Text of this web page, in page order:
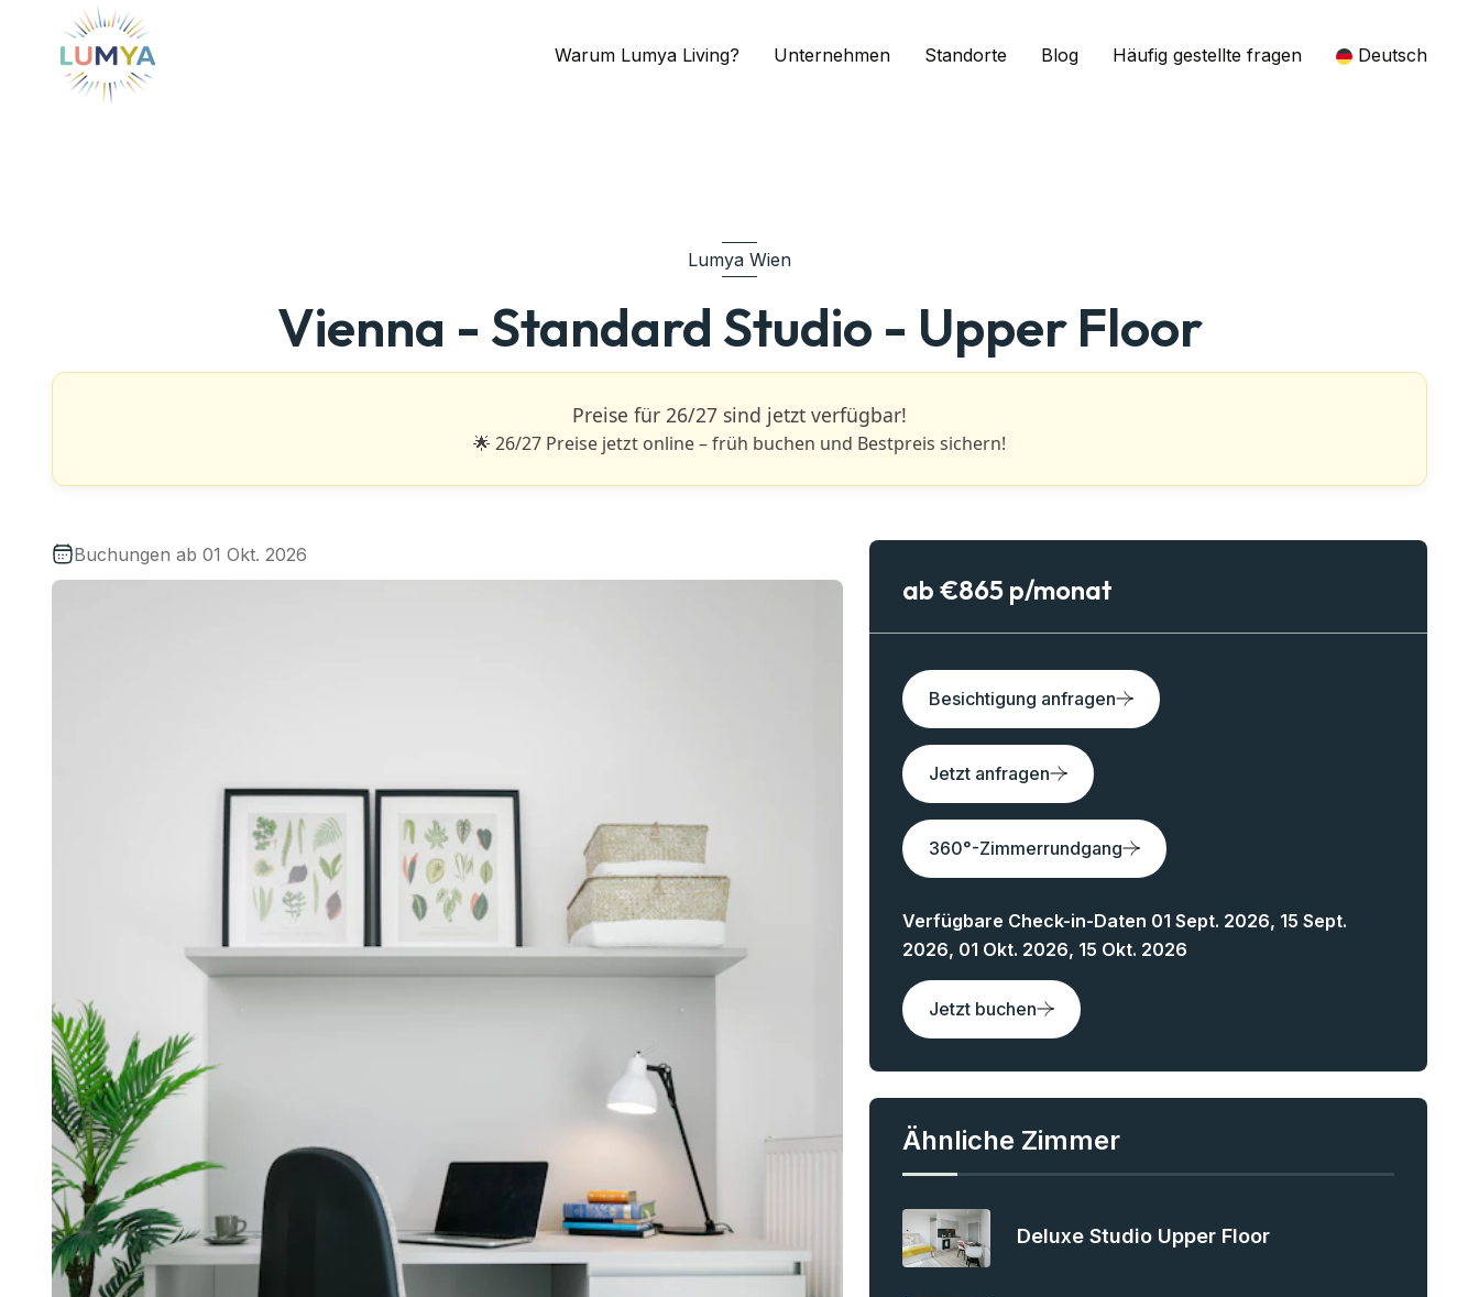
Warum Lumya Living? Unternehmen Standorte Blog Häufig gestellte fragen Deutsch
Lumya Wien
Vienna - Standard Studio - Upper Floor
Preise für 26/27 sind jetzt verfügbar!
🌟 26/27 Preise jetzt online – früh buchen und Bestpreis sichern!
Buchungen ab 01 Okt. 2026
ab €865 p/monat
Besichtigung anfragen
Jetzt anfragen
360°-Zimmerrundgang
Verfügbare Check-in-Daten 01 Sept. 2026, 15 Sept.
2026, 01 Okt. 2026, 15 Okt. 2026
Jetzt buchen
Ähnliche Zimmer
Deluxe Studio Upper Floor